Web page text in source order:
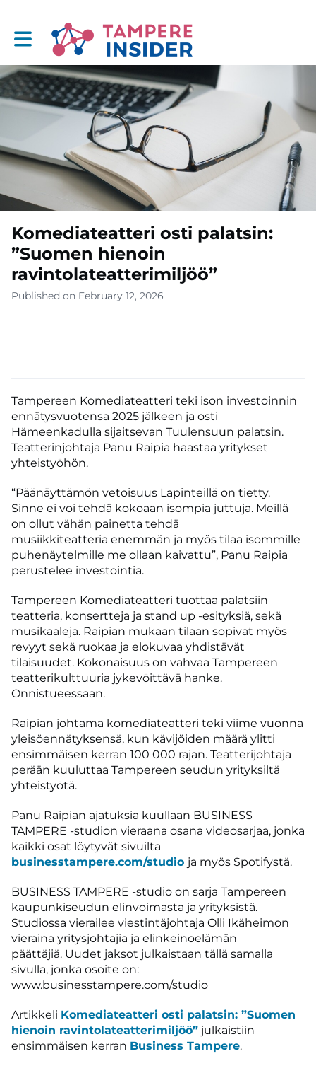
Toggle main navigation
Komediateatteri osti palatsin:
”Suomen hienoin
ravintolateatterimiljöö”
Published on February 12, 2026
Tampereen Komediateatteri teki ison investoinnin
ennätysvuotensa 2025 jälkeen ja osti
Hämeenkadulla sijaitsevan Tuulensuun palatsin.
Teatterinjohtaja Panu Raipia haastaa yritykset
yhteistyöhön.
“Päänäyttämön vetoisuus Lapinteillä on tietty.
Sinne ei voi tehdä kokoaan isompia juttuja. Meillä
on ollut vähän painetta tehdä
musiikkiteatteria enemmän ja myös tilaa isommille
puhenäytelmille me ollaan kaivattu”, Panu Raipia
perustelee investointia.
Tampereen Komediateatteri tuottaa palatsiin
teatteria, konsertteja ja stand up -esityksiä, sekä
musikaaleja. Raipian mukaan tilaan sopivat myös
revyyt sekä ruokaa ja elokuvaa yhdistävät
tilaisuudet. Kokonaisuus on vahvaa Tampereen
teatterikulttuuria jykevöittävä hanke.
Onnistueessaan.
Raipian johtama komediateatteri teki viime vuonna
yleisöennätyksensä, kun kävijöiden määrä ylitti
ensimmäisen kerran 100 000 rajan. Teatterijohtaja
perään kuuluttaa Tampereen seudun yrityksiltä
yhteistyötä.
Panu Raipian ajatuksia kuullaan BUSINESS
TAMPERE -studion vieraana osana videosarjaa, jonka
kaikki osat löytyvät sivuilta
businesstampere.com/studio ja myös Spotifystä.
BUSINESS TAMPERE -studio on sarja Tampereen
kaupunkiseudun elinvoimasta ja yrityksistä.
Studiossa vierailee viestintäjohtaja Olli Ikäheimon
vieraina yritysjohtajia ja elinkeinoelämän
päättäjiä. Uudet jaksot julkaistaan tällä samalla
sivulla, jonka osoite on:
www.businesstampere.com/studio
Artikkeli Komediateatteri osti palatsin: ”Suomen
hienoin ravintolateatterimiljöö” julkaistiin
ensimmäisen kerran Business Tampere.